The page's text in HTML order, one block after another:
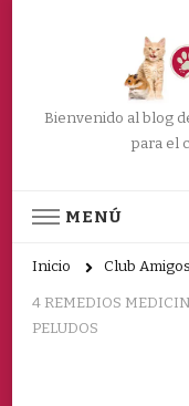
Bienvenido al blog
para el
MENÚ
Inicio Club Amigos
4 REMEDIOS
PELUDOS